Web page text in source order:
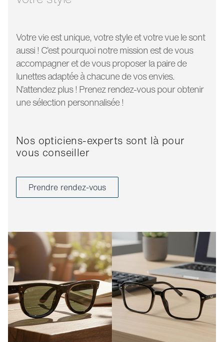
Votre vie est unique, votre style et votre vue le sont
aussi ! C’est pourquoi notre mission est de vous
accompagner et de vous proposer la paire de
lunettes adaptée à chacune de vos envies.
N’attendez plus ! Prenez rendez-vous pour obtenir
une sélection personnalisée !
Nos opticiens-experts sont là pour
vous conseiller
Prendre rendez-vous